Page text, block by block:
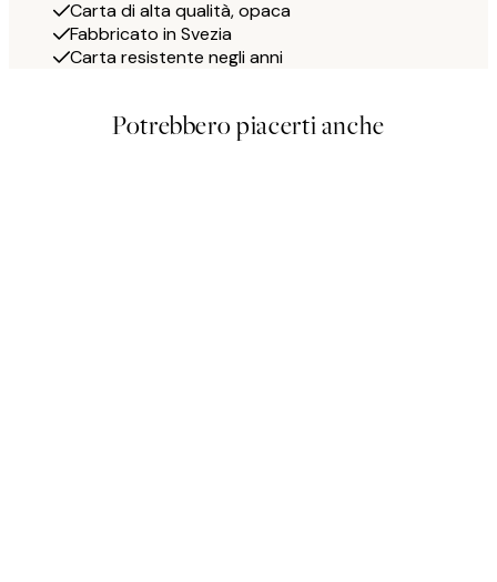
Carta di alta qualità, opaca
Fabbricato in Svezia
Carta resistente negli anni
Potrebbero piacerti anche